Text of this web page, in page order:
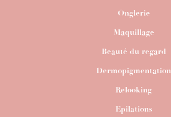
Onglerie
Maquillage
Beauté du regard
Dermopigmentation
Relooking
Epilations